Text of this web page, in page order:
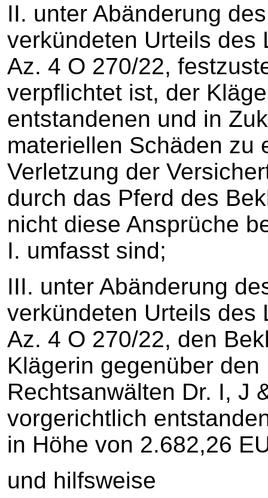
II. unter Abänderung
verkündeten Urteils des
Az. 4 O 270/22,
verpflichtet ist, der
entstandenen und in
materiellen Schäden zu
Verletzung der
durch das Pferd des
nicht diese Ansprüche
I. umfasst sind;
III. unter Abänderung
verkündeten Urteils des
Az. 4 O 270/22, den
Klägerin gegenüber
Rechtsanwälten Dr. I, J
vorgerichtlich
in Höhe von 2.682,26
und hilfsweise